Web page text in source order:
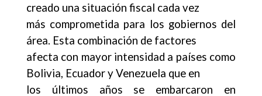
creado una situación fiscal cada vez
más comprometida para los gobiernos del
área. Esta combinación de factores
afecta con mayor intensidad a países como
Bolivia, Ecuador y Venezuela que en
los últimos años se embarcaron en